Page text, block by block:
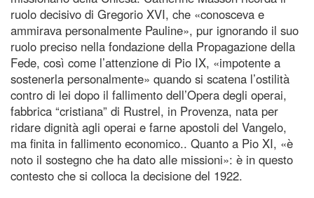
ruolo decisivo di Gregorio XVI, che «conosceva e
ammirava personalmente Pauline», pur ignorando il suo
ruolo preciso nella fondazione della Propagazione della
Fede, così come l’attenzione di Pio IX, «impotente a
sostenerla personalmente» quando si scatena l’ostilità
contro di lei dopo il fallimento dell’Opera degli operai,
fabbrica “cristiana” di Rustrel, in Provenza, nata per
ridare dignità agli operai e farne apostoli del Vangelo,
ma finita in fallimento economico.. Quanto a Pio XI, «è
noto il sostegno che ha dato alle missioni»: è in questo
contesto che si colloca la decisione del 1922.